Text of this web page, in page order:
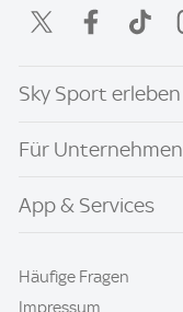
Sky Sport erleben
Für Unternehmen
App & Services
Häufige Fragen
Impressum